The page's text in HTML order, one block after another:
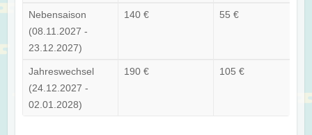
Nebensaison
(08.11.2027 -
23.12.2027)
140 € 55 €
Jahreswechsel
(24.12.2027 -
02.01.2028)
190 € 105 €